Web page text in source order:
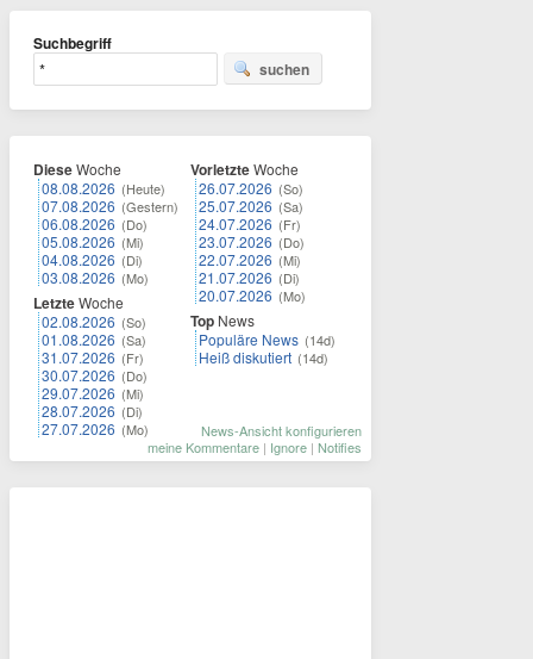
Suchbegriff
suchen
DieseWoche
08.08.2026 (Heute)
07.08.2026 (Gestern)
06.08.2026 (Do)
05.08.2026 (Mi)
04.08.2026 (Di)
03.08.2026 (Mo)
LetzteWoche
02.08.2026 (So)
01.08.2026 (Sa)
31.07.2026 (Fr)
30.07.2026 (Do)
29.07.2026 (Mi)
28.07.2026 (Di)
27.07.2026 (Mo)
VorletzteWoche
26.07.2026 (So)
25.07.2026 (Sa)
24.07.2026 (Fr)
23.07.2026 (Do)
22.07.2026 (Mi)
21.07.2026 (Di)
20.07.2026 (Mo)
Top News
Populäre News (14d)
Heiß diskutiert (14d)
News-Ansicht konfigurieren
meine Kommentare | Ignore | Notifies